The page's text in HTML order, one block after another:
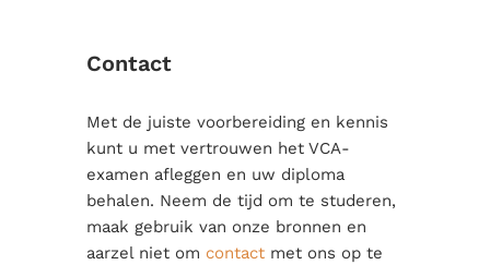
Contact
Met de juiste voorbereiding en kennis
kunt u met vertrouwen het VCA-
examen afleggen en uw diploma
behalen. Neem de tijd om te studeren,
maak gebruik van onze bronnen en
aarzel niet om contact met ons op te